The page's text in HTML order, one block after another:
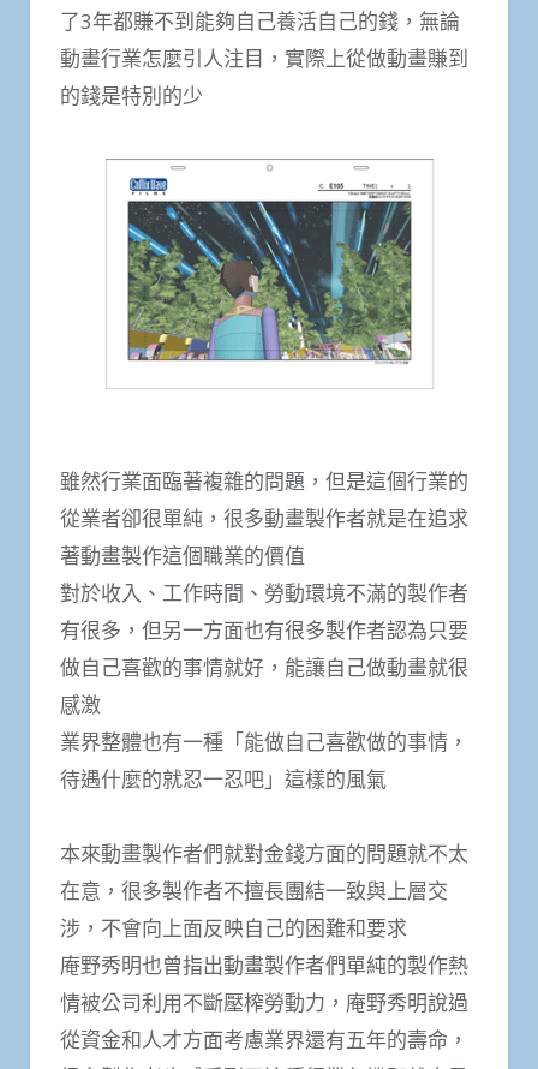
了3年都賺不到能夠自己養活自己的錢，無論
動畫行業怎麼引人注目，實際上從做動畫賺到
的錢是特別的少
雖然行業面臨著複雜的問題，但是這個行業的
從業者卻很單純，很多動畫製作者就是在追求
著動畫製作這個職業的價值
對於收入、工作時間、勞動環境不滿的製作者
有很多，但另一方面也有很多製作者認為只要
做自己喜歡的事情就好，能讓自己做動畫就很
感激
業界整體也有一種「能做自己喜歡做的事情，
待遇什麼的就忍一忍吧」這樣的風氣
本來動畫製作者們就對金錢方面的問題就不太
在意，很多製作者不擅長團結一致與上層交
涉，不會向上面反映自己的困難和要求
庵野秀明也曾指出動畫製作者們單純的製作熱
情被公司利用不斷壓榨勞動力，庵野秀明說過
從資金和人才方面考慮業界還有五年的壽命，